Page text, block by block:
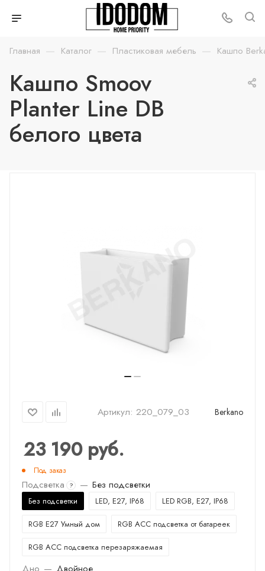
Главная — Каталог — Пластиковая мебель — Кашпо
Кашпо Smoov
Planter Line DB
белого цвета
Артикул: 220_079_03 Berkano
23 190руб.
Под заказ
Подсветка ? — Без подсветки
Без подсветки LED, E27, IP68 LED RGB, E27, IP68
RGB E27 Умный дом RGB ACC подсветка от батареек
RGB ACC подсветка перезаряжаемая